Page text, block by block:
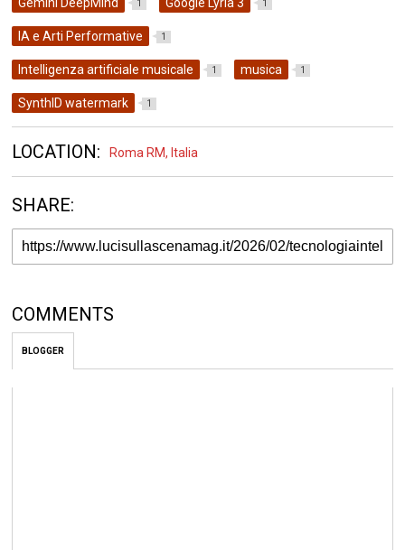
1 1
IA e Arti Performative 1
Intelligenza artificiale musicale 1 musica 1
SynthID watermark 1
LOCATION: Roma RM, Italia
SHARE:
COMMENTS
BLOGGER